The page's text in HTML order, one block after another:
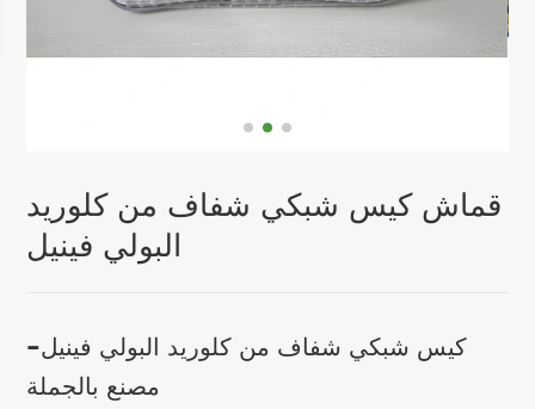
قماش كيس شبكي شفاف من كلوريد
البولي فينيل
كيس شبكي شفاف من كلوريد البولي فينيل-
مصنع بالجملة